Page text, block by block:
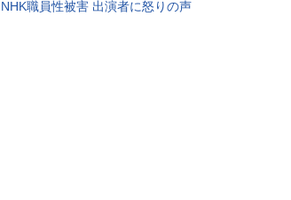
NHK職員性被害 出演者に怒りの声